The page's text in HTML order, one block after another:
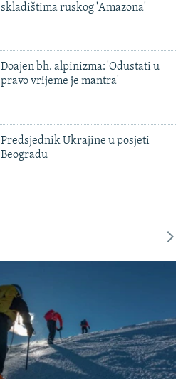
skladištima ruskog 'Amazona'
Doajen bh. alpinizma: 'Odustati u
pravo vrijeme je mantra'
Predsjednik Ukrajine u posjeti
Beogradu